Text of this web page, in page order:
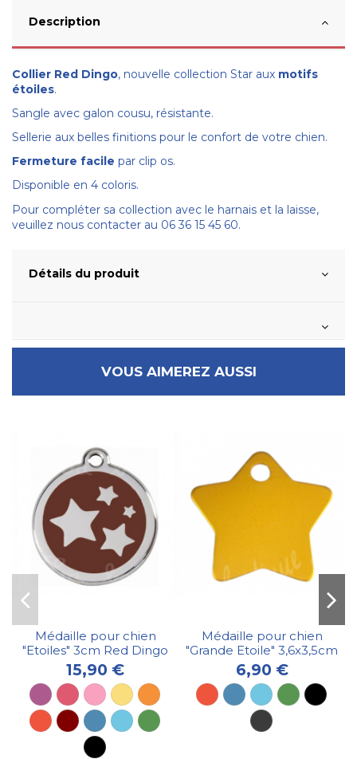
Description
Collier Red Dingo, nouvelle collection Star aux motifs
étoiles.
Sangle avec galon cousu, résistante.
Sellerie aux belles finitions pour le confort de votre chien.
Fermeture facile par clip os.
Disponible en 4 coloris.
Pour compléter sa collection avec le harnais et la laisse,
veuillez nous contacter au 06 36 15 45 60.
Détails du produit
VOUS AIMEREZ AUSSI
Médaille pour chien
"Etoiles" 3cm Red Dingo
15,90 €
Médaille pour chien
"Grande Etoile" 3,6x3,5cm
6,90 €